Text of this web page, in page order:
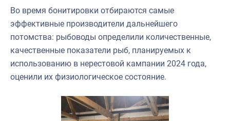
Во время бонитировки отбираются самые
эффективные производители дальнейшего
потомства: рыбоводы определили количественные,
качественные показатели рыб, планируемых к
использованию в нерестовой кампании 2024 года,
оценили их физиологическое состояние.